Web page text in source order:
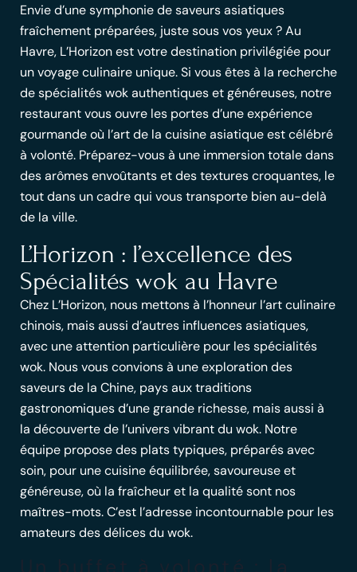
Envie d’une symphonie de saveurs asiatiques
fraîchement préparées, juste sous vos yeux ? Au
Havre, L’Horizon est votre destination privilégiée pour
un voyage culinaire unique. Si vous êtes à la recherche
de spécialités wok authentiques et généreuses, notre
restaurant vous ouvre les portes d’une expérience
gourmande où l’art de la cuisine asiatique est célébré
à volonté. Préparez-vous à une immersion totale dans
des arômes envoûtants et des textures croquantes, le
tout dans un cadre qui vous transporte bien au-delà
de la ville.
L’Horizon : l’excellence des
Spécialités wok au Havre
Chez L’Horizon, nous mettons à l’honneur l’art culinaire
chinois, mais aussi d’autres influences asiatiques,
avec une attention particulière pour lesspécialités
wok. Nous vous convions à une exploration des
saveurs de la Chine, pays aux traditions
gastronomiques d’une grande richesse, mais aussi à
la découverte de l’univers vibrant du wok. Notre
équipe propose des plats typiques, préparés avec
soin, pour une cuisine équilibrée, savoureuse et
généreuse, où la fraîcheur et la qualité sont nos
maîtres-mots. C’est l’adresse incontournable pour les
amateurs desdélices du wok.